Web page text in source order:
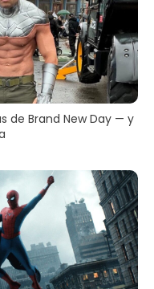
de Brand New Day — y